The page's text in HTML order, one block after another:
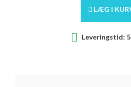
LÆG I
 Leveringstid: